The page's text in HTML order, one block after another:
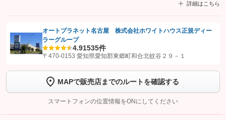
詳細はこちら
【STEP1】認証画面でグーネットを友だち追加してから「許可する」ボタンを押
します
【STEP2】 トーク画面で
完了してください。
こちら
オートプラネット名古屋 株式会社ホワイトハウス正規ディー
ラーグループ
4.91535件
〒470-0153 愛知県愛知郡東郷町和合北蚊谷２９－１
MAPで販売店までのルートを確認する
スマートフォンの位置情報をONにしてください